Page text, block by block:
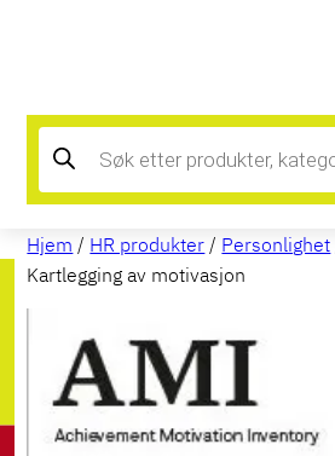
Products
search
Hjem / HR produkter / Personlighet
Kartlegging av motivasjon